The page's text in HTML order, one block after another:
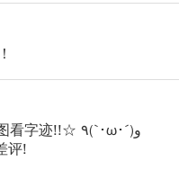
果断从RSS戳进来点大图看字迹!!☆ ٩(`･ω･´)و
评!